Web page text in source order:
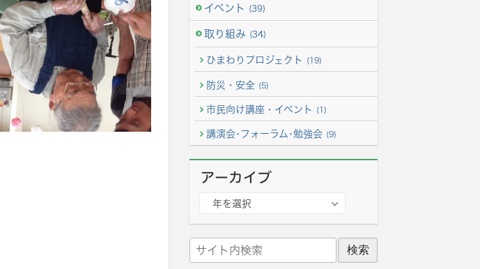
イベント (39)
取り組み (34)
ひまわりプロジェクト (19)
防災・安全 (5)
市民向け講座・イベント (1)
講演会･フォーラム･勉強会 (9)
アーカイブ
イ
ブ
年を選択
イ